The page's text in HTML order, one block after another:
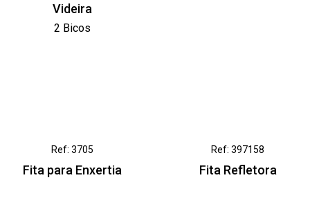
Videira
2 Bicos
Ref: 3705
Fita para Enxertia
Ref: 397158
Fita Refletora